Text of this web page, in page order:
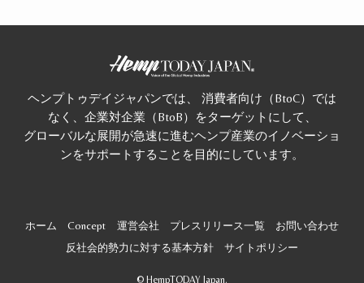
ヘンプトゥデイジャパンでは、 消費者向け（BtoC）では
なく、企業対企業（BtoB）をターゲットにして、
グローバルな展開が急速に進むヘンプ産業のイノベーショ
ンをサポートすることを目的にしています。
ホーム Concept 運営会社 プレスリリース一覧
お問い合わせ
反社会的勢力に対する基本方針
サイトポリシー
© HempTODAY Japan.